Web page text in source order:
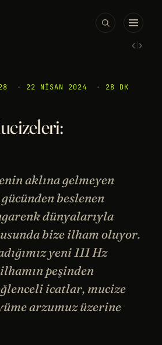
‹›
· 22 NISAN 2024 ·
28 DK
aklına gelmeyen
beslenen
dünyalarıyla
bize ilham oluyor.
yeni 111 Hz
peşinden
icatlar, mucize
arzumuz üzerine